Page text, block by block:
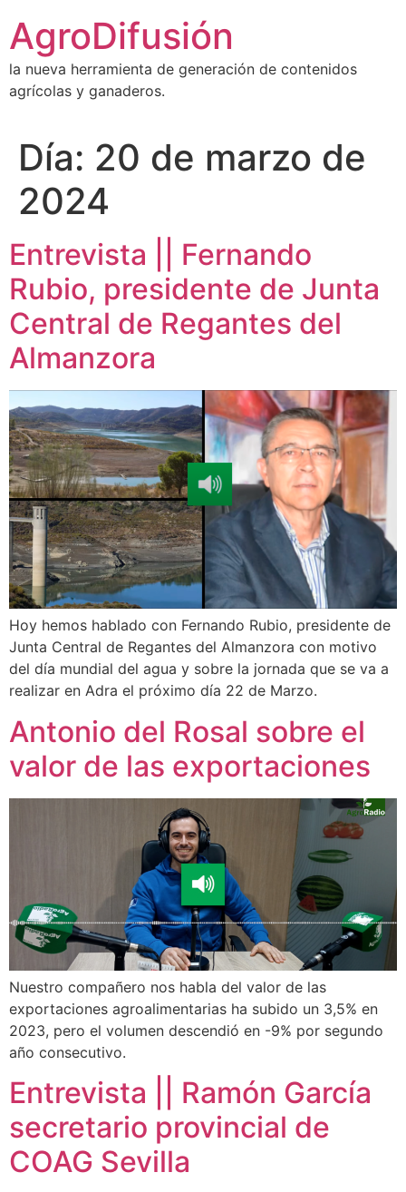
contenido
AgroDifusión
la nueva herramienta de generación de contenidos
agrícolas y ganaderos.
Día: 20 de marzo de
2024
Entrevista || Fernando
Rubio, presidente de Junta
Central de Regantes del
Almanzora
Hoy hemos hablado con Fernando Rubio, presidente de
Junta Central de Regantes del Almanzora con motivo
del día mundial del agua y sobre la jornada que se va a
realizar en Adra el próximo día 22 de Marzo.
Antonio del Rosal sobre el
valor de las exportaciones
Nuestro compañero nos habla del valor de las
exportaciones agroalimentarias ha subido un 3,5% en
2023, pero el volumen descendió en -9% por segundo
año consecutivo.
Entrevista || Ramón García
secretario provincial de
COAG Sevilla